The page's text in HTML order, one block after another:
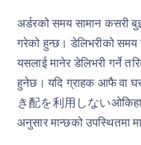
अर्डरको समय सामान कसरी
गरेको हुन्छ। डेलिभरीको समय
यसलाई मानेर डेलिभरी गर्ने
हुनेछ। यदि ग्राहक आफै वा
き配を利用しない
अनुसार मान्छको उपस्थितमा